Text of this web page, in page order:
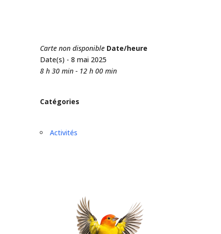
Carte non disponible Date/heure
Date(s) - 8 mai 2025
8 h 30 min - 12 h 00 min
Catégories
Activités